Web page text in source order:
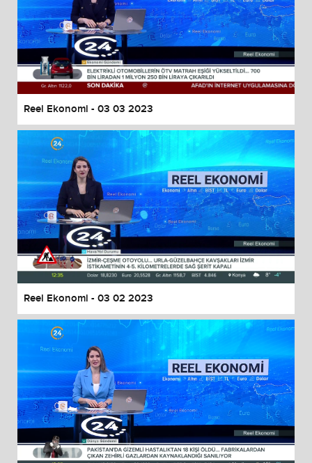
Reel Ekonomi - 03 03 2023
Reel Ekonomi - 03 02 2023